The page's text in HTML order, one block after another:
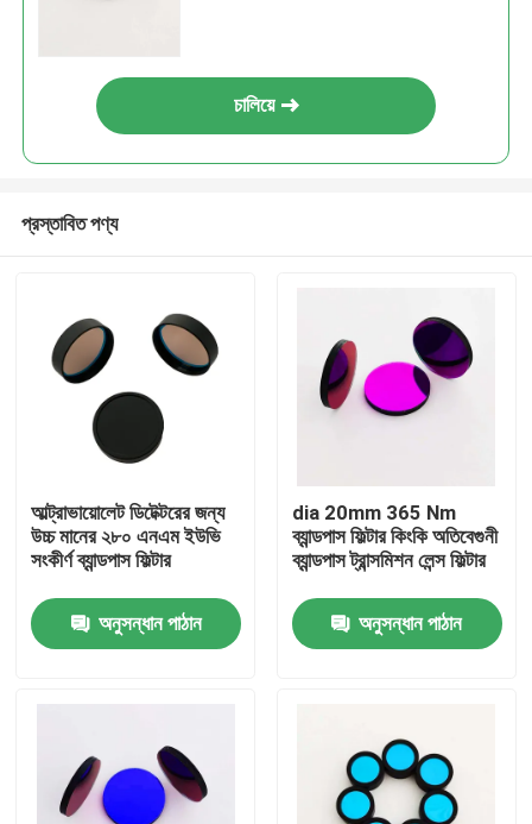
ভিডিও
চালিয়ে
প্রস্তাবিত পণ্য
আল্ট্রাভায়োলেট ডিটেক্টরের জন্য
উচ্চ মানের ২৮০ এনএম ইউভি
সংকীর্ণ ব্যান্ডপাস ফিল্টার
অনুসন্ধান পাঠান
dia 20mm 365 Nm
ব্যান্ডপাস ফিল্টার কিংকি অতিবেগুনী
ব্যান্ডপাস ট্রান্সমিশন লেন্স ফিল্টার
অনুসন্ধান পাঠান